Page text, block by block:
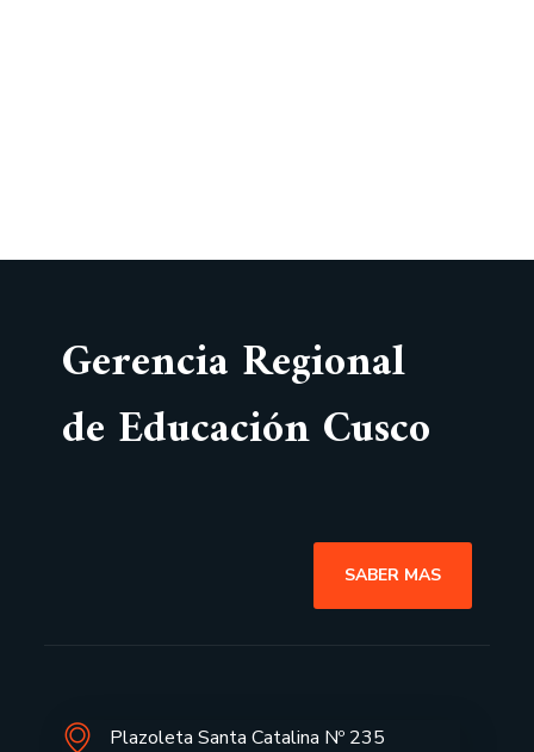
Gerencia Regional
de Educación Cusco
SABER MAS
Plazoleta Santa Catalina Nº 235